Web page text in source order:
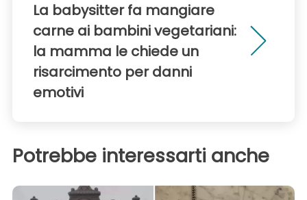
La babysitter fa mangiare
carne ai bambini vegetariani:
la mamma le chiede un
risarcimento per danni
emotivi
Potrebbe interessarti anche